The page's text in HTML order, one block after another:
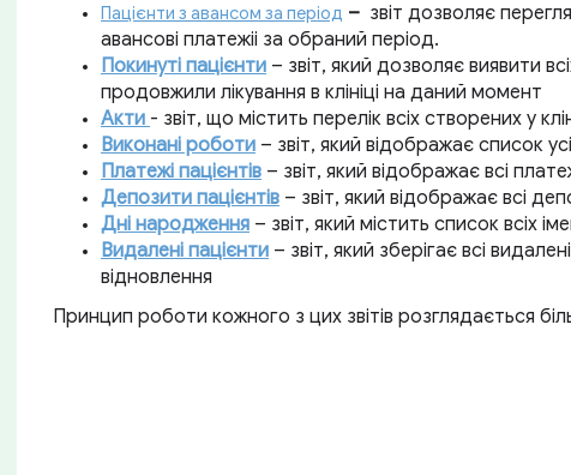
Пацієнти з авансом за період – звіт дозволяє
авансові платежіі за обраний період.
Покинуті пацієнти – звіт, який дозволяє виявити
продовжили лікування в клініці на даний момент
Акти - звіт, що містить перелік всіх створених у
Виконані роботи – звіт, який відображає список
Платежі пацієнтів – звіт, який відображає всі
Депозити пацієнтів – звіт, який відображає всі
Дні народження – звіт, який містить список всіх
Видалені пацієнти – звіт, який зберігає всі
відновлення
Принцип роботи кожного з цих звітів розглядається